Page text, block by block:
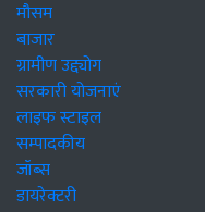
मौसम
बाजार
ग्रामीण उद्द्योग
सरकारी योजनाएं
लाइफ स्टाइल
सम्पादकीय
जॉब्स
डायरेक्टरी